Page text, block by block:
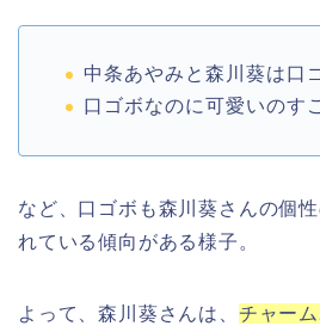
中条あやみと森川葵は口
口ゴボなのに可愛いのす
など、口ゴボも森川葵さんの個
れている傾向がある様子。
よって、森川葵さんは、 チャー